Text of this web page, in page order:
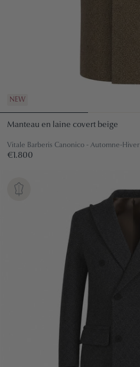
NEW
Manteau en laine covert beige
Vitale Barberis Canonico - Automne-Hiver
Prix
€1.800